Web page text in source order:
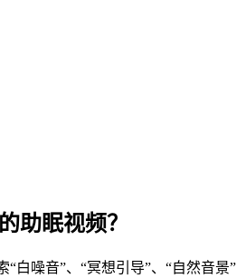
助眠视频？
白噪音”、“冥想引导”、“自然音